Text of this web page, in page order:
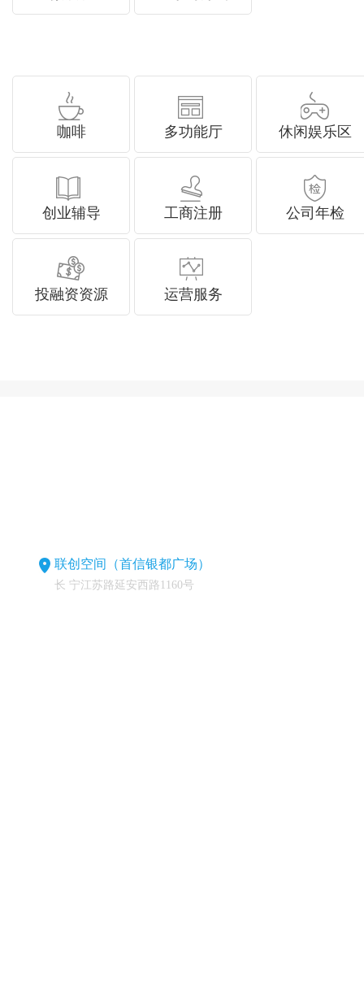
咖啡 多功能厅 休闲娱乐区
创业辅导 工商注册 公司年检
投融资资源 运营服务
联创空间（首信银都广场）
长 宁江苏路延安西路1160号